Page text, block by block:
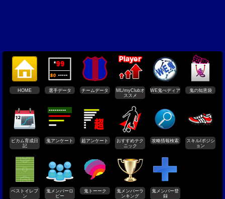
HOME 選手データ チームデータ
ML/myClubオ
ススメ
WE鬼ぺディア 鬼の知恵袋
ビカム育成日
記
鬼アンケート 超アンケート
おすすめテク
ニック
攻略情報検索
スキル/ポジシ
ョン
ベストイレブ
ン
鬼メンバーロ
ビー
鬼トーーク
鬼メンバーラ
ンキング
鬼メンバー登
録